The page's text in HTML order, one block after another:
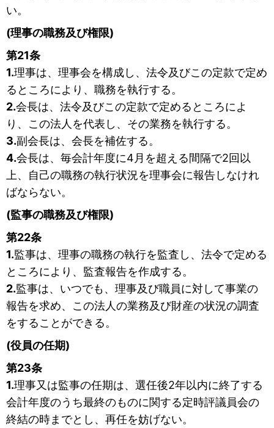
い。
(理事の職務及び権限)
第21条
1.理事は、理事会を構成し、法令及びこの定款で定め
るところにより、職務を執行する。
2.会長は、法令及びこの定款で定めるところによ
り、この法人を代表し、その業務を執行する。
3.副会長は、会長を補佐する。
4.会長は、毎会計年度に4月を超える間隔で2回以
上、自己の職務の執行状況を理事会に報告しなけれ
ばならない。
(監事の職務及び権限)
第22条
1.監事は、理事の職務の執行を監査し、法令で定める
ところにより、監査報告を作成する。
2.監事は、いつでも、理事及び職員に対して事業の
報告を求め、この法人の業務及び財産の状況の調査
をすることができる。
(役員の任期)
第23条
1.理事又は監事の任期は、選任後2年以内に終了する
会計年度のうち最終のものに関する定時評議員会の
終結の時までとし、再任を妨げない。